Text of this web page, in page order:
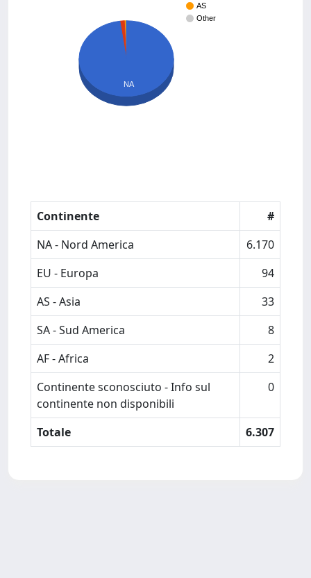
AS
Other
NA
Continente
#
NA - Nord America
6.170
EU - Europa
94
AS - Asia
33
SA - Sud America
8
AF - Africa
2
Continente sconosciuto - Info sul
continente non disponibili
0
Totale 6.307